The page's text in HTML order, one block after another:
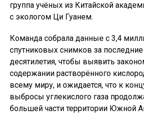
группа учёных из Китайской
с экологом Ци Гуанем.
Команда собрала данные с 3,4
спутниковых снимков за
десятилетия, чтобы выявить
содержании растворённого
всему миру, и ожидается, что к
выбросы углекислого газа
большей части территории Южной